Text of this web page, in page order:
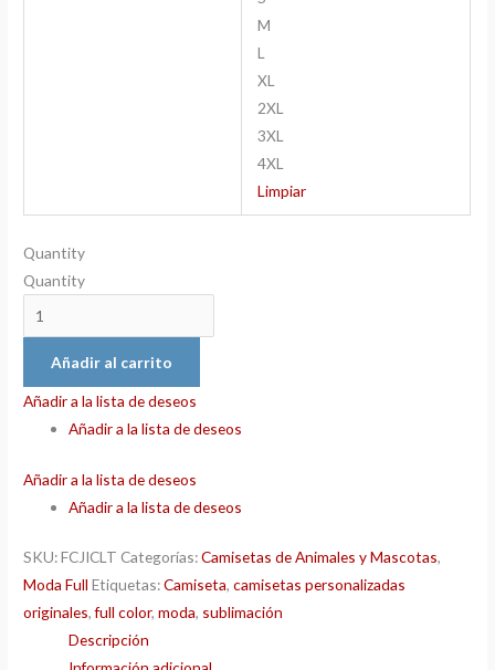
M
L
XL
2XL
3XL
4XL
Limpiar
Quantity
Quantity
Añadir al carrito
Añadir a la lista de deseos
Añadir a la lista de deseos
Añadir a la lista de deseos
Añadir a la lista de deseos
SKU:FCJICLT Categorías:Camisetas de Animales y Mascotas,
Moda Full Etiquetas:Camiseta,camisetas personalizadas
originales,full color,moda, sublimación
Descripción